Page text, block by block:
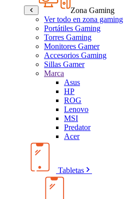
Zona Gaming
Ver todo en zona gaming
Portátiles Gaming
Torres Gaming
Monitores Gamer
Accesorios Gaming
Sillas Gamer
Marca
Asus
HP
ROG
Lenovo
MSI
Predator
Acer
Tabletas